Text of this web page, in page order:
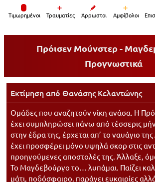
Tιμωρημένοι Τραυματίες Άρρωστοι Αμφίβολοι
Πρόισεν Μούνστερ -
Προγνωστικά
Εκτίμηση από Θανάσης Κελαντώνης
Ομάδες που αναζητούν νίκη ανάσα. Η
έχει συμπληρώσει πάνω από τέσσερις
στην έδρα της, έρχεται απ’ το ναυάγιο
έχει προσφέρει μόνο υψηλά σκορ στις
προηγούμενες αποστολές της. Άλλαξε,
Το Μαγδεβούργο το… λυπάμαι. Παίζει
μάτι, ποδόσφαιρο, παράγει ευκαιρίες